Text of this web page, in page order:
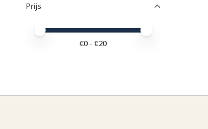
Prijs
Minimale prijswaarde
Price maximum value
€0- €20